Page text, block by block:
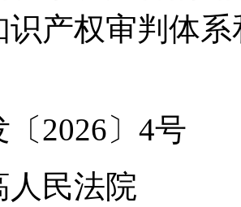
识产权审判体
2026〕4号
民法院